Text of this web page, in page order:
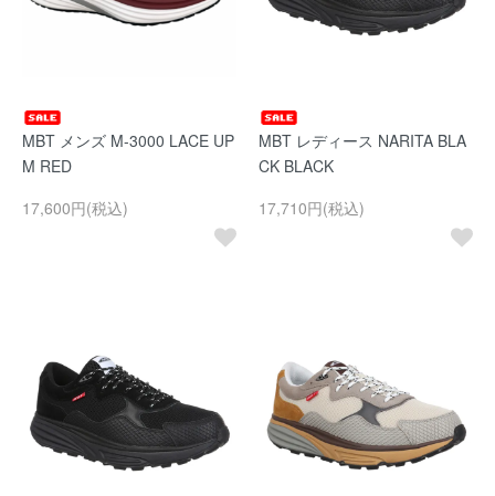
MBT メンズ M-3000 LACE UP
M RED
17,600円(税込)
MBT レディース NARITA BLA
CK BLACK
17,710円(税込)